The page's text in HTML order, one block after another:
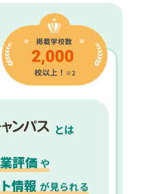
とは
評価や
情報 が見られる